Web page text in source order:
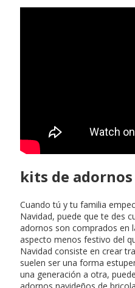
kits de
Cuando tú y tu familia
Navidad, puede que te des
adornos son comprados en
aspecto menos festivo del
Navidad consiste en crear
suelen ser una forma
una generación a otra,